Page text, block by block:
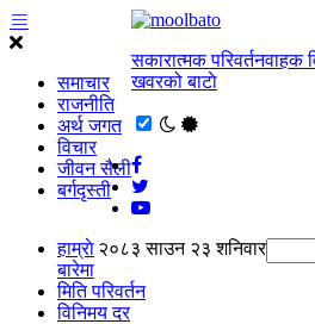
समाचार
राजनीति
अर्थ जगत
विचार
जीवन सैली
बर्गदृस्ती
सकारात्मक परिवर्तनवाहक
खवरको बाटाे
२०८३ साउन २३ शनिवार
हाम्राे
बारेमा
मिति परिवर्तन
विनिमय दर